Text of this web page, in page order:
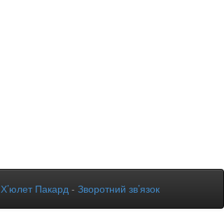
Х’юлет Пакард - Зворотний зв’язок